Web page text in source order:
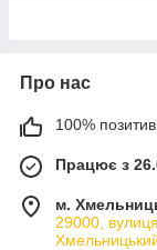
Про нас
100%
Працює з
м.
29000,